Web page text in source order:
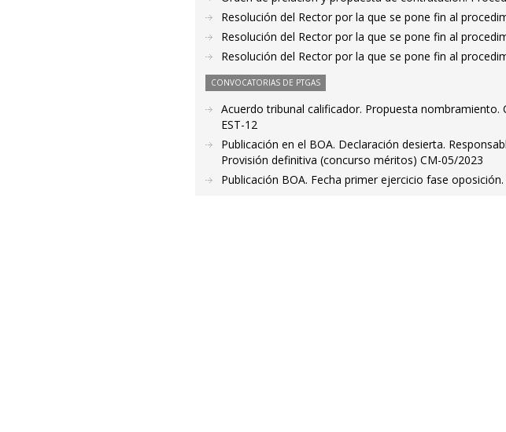
Resolución del Rector por la que se pone fin al
Resolución del Rector por la que se pone fin al
Resolución del Rector por la que se pone fin al
CONVOCATORIAS DE PTGAS
Acuerdo tribunal calificador. Propuesta
EST-12
Publicación en el BOA. Declaración desierta.
Provisión definitiva (concurso méritos) CM-05/2023
Publicación BOA. Fecha primer ejercicio fase